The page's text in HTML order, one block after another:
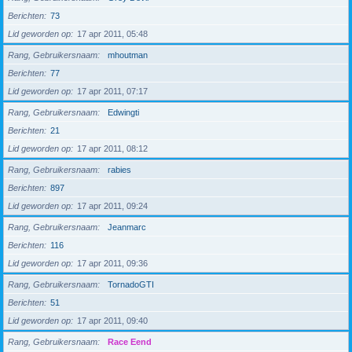
Berichten
73
Lid geworden op
17 apr 2011, 05:48
Rang, Gebruikersnaam
mhoutman
Berichten
77
Lid geworden op
17 apr 2011, 07:17
Rang, Gebruikersnaam
Edwingti
Berichten
21
Lid geworden op
17 apr 2011, 08:12
Rang, Gebruikersnaam
rabies
Berichten
897
Lid geworden op
17 apr 2011, 09:24
Rang, Gebruikersnaam
Jeanmarc
Berichten
116
Lid geworden op
17 apr 2011, 09:36
Rang, Gebruikersnaam
TornadoGTI
Berichten
51
Lid geworden op
17 apr 2011, 09:40
Rang, Gebruikersnaam
Race Eend